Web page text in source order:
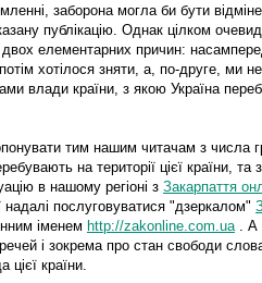
заборона могла би бути
публікацію. Однак цілком
елементарних причин:
хотілося зняти, а, по-друге, ми
влади країни, з якою Україна
тим нашим читачам з числа
на території цієї країни, та
в нашому регіоні з Закарпаття
послуговуватися "дзеркалом"
іменем http://zakonline.com.ua . А
і зокрема про стан свободи
країни.